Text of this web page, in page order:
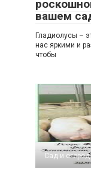
вашем
Гладиолусы –
нас яркими и
чтобы
Сад и огород